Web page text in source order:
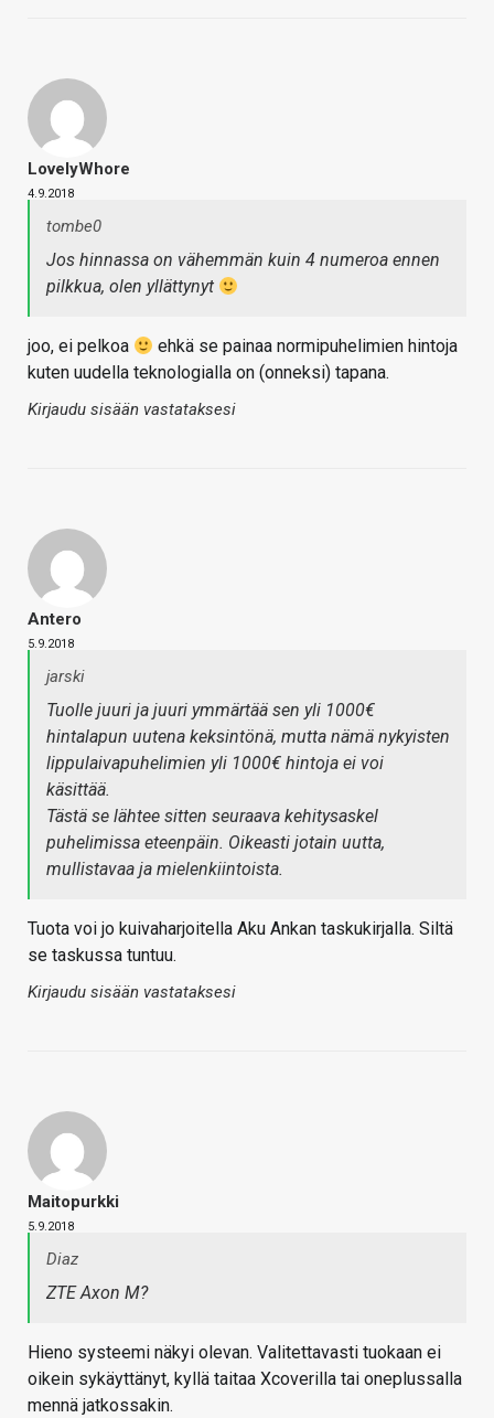
LovelyWhore
4.9.2018
tombe0
Jos hinnassa on vähemmän kuin 4 numeroa ennen
pilkkua, olen yllättynyt
joo, ei pelkoa
ehkä se painaa normipuhelimien hintoja
kuten uudella teknologialla on (onneksi) tapana.
Kirjaudu sisään vastataksesi
Antero
5.9.2018
jarski
Tuolle juuri ja juuri ymmärtää sen yli 1000€
hintalapun uutena keksintönä, mutta nämä nykyisten
lippulaivapuhelimien yli 1000€ hintoja ei voi
käsittää.
Tästä se lähtee sitten seuraava kehitysaskel
puhelimissa eteenpäin. Oikeasti jotain uutta,
mullistavaa ja mielenkiintoista.
Tuota voi jo kuivaharjoitella Aku Ankan taskukirjalla. Siltä
se taskussa tuntuu.
Kirjaudu sisään vastataksesi
Maitopurkki
5.9.2018
Diaz
ZTE Axon M?
Hieno systeemi näkyi olevan. Valitettavasti tuokaan ei
oikein sykäyttänyt, kyllä taitaa Xcoverilla tai oneplussalla
mennä jatkossakin.